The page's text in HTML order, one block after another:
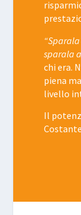
sparala
chi era.
piena
livello
Il